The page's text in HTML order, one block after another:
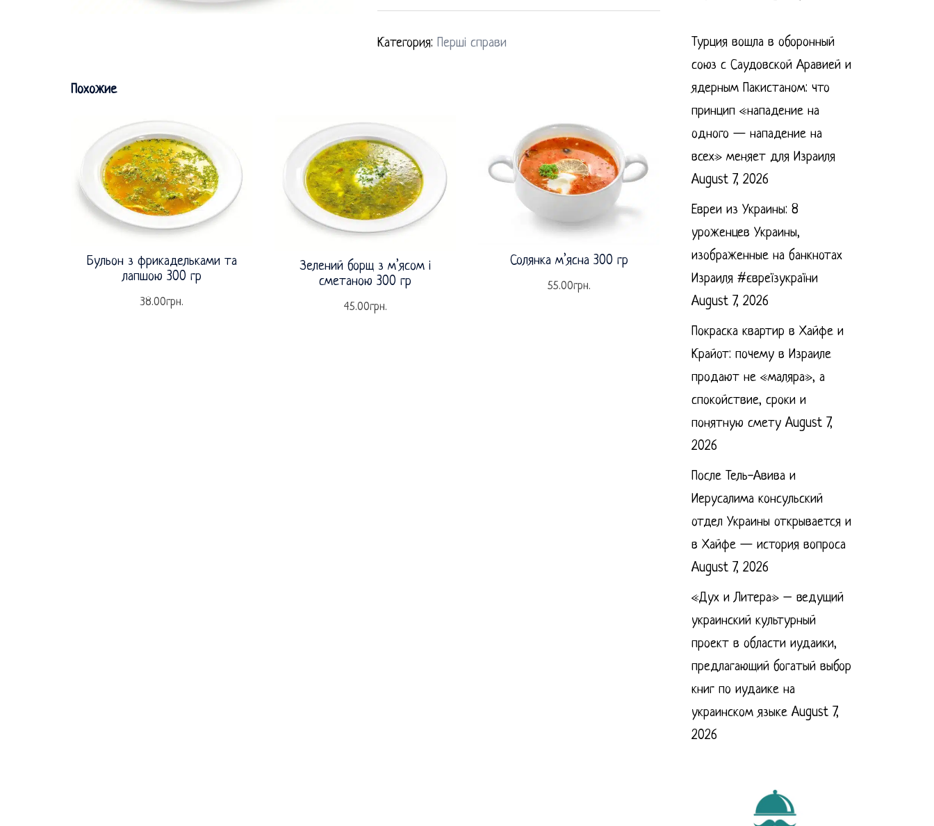
Категория: Перші справи
Похожие
Бульон з фрикадельками та
лапшою 300 гр
38.00грн.
Зелений борщ з м’ясом і
сметаною 300 гр
45.00грн.
Солянка м’ясна 300 гр
55.00грн.
Турция вошла в оборонный
союз с Саудовской Аравией и
ядерным Пакистаном: что
принцип «нападение на
одного — нападение на
всех» меняет для Израиля
August 7, 2026
Евреи из Украины: 8
уроженцев Украины,
изображенные на банкнотах
Израиля #євреїзукраїни
August 7, 2026
Покраска квартир в Хайфе и
Крайот: почему в Израиле
продают не «маляра», а
спокойствие, сроки и
понятную смету August 7,
2026
После Тель-Авива и
Иерусалима консульский
отдел Украины открывается и
в Хайфе — история вопроса
August 7, 2026
«Дух и Литера» – ведущий
украинский культурный
проект в области иудаики,
предлагающий богатый выбор
книг по иудаике на
украинском языке August 7,
2026